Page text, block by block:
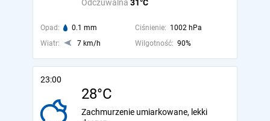
Odczuwalna 31°C
Opad: 0.1 mm Ciśnienie: 1002 hPa
Wiatr:
7 km/h Wilgotność: 90%
23:00
28°C
Zachmurzenie umiarkowane, lekki